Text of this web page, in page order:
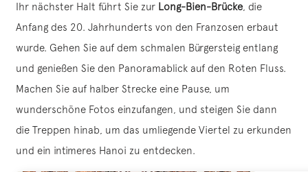
Ihr nächster Halt führt Sie zur Long-Bien-Brücke, die
Anfang des 20. Jahrhunderts von den Franzosen erbaut
wurde. Gehen Sie auf dem schmalen Bürgersteig entlang
und genießen Sie den Panoramablick auf den Roten Fluss.
Machen Sie auf halber Strecke eine Pause, um
wunderschöne Fotos einzufangen, und steigen Sie dann
die Treppen hinab, um das umliegende Viertel zu erkunden
und ein intimeres Hanoi zu entdecken.